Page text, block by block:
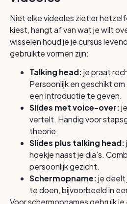
Niet elke videoles ziet er
kiest, hangt af van wat je wilt
wisselen houd je je cursus
gebruikte vormen zijn:
Talking head:je praat
Persoonlijk en geschikt
een introductie te geven.
Slides met voice-over:
vertelt. Handig voor
theorie.
Slides plus talking head:
hoekje naast je dia’s.
persoonlijk gezicht.
Schermopname:je deelt
te doen, bijvoorbeeld in
Voor schermopnames gebruik